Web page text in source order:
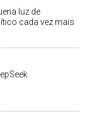
luz de
cada vez mais